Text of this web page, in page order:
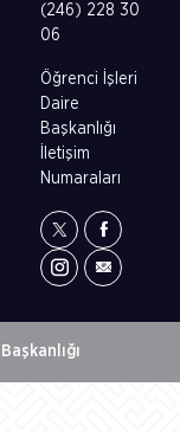
(246) 228 30
06
Öğrenci İşleri
Daire
Başkanlığı
İletişim
Numaraları